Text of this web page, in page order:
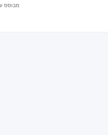
מבוסס